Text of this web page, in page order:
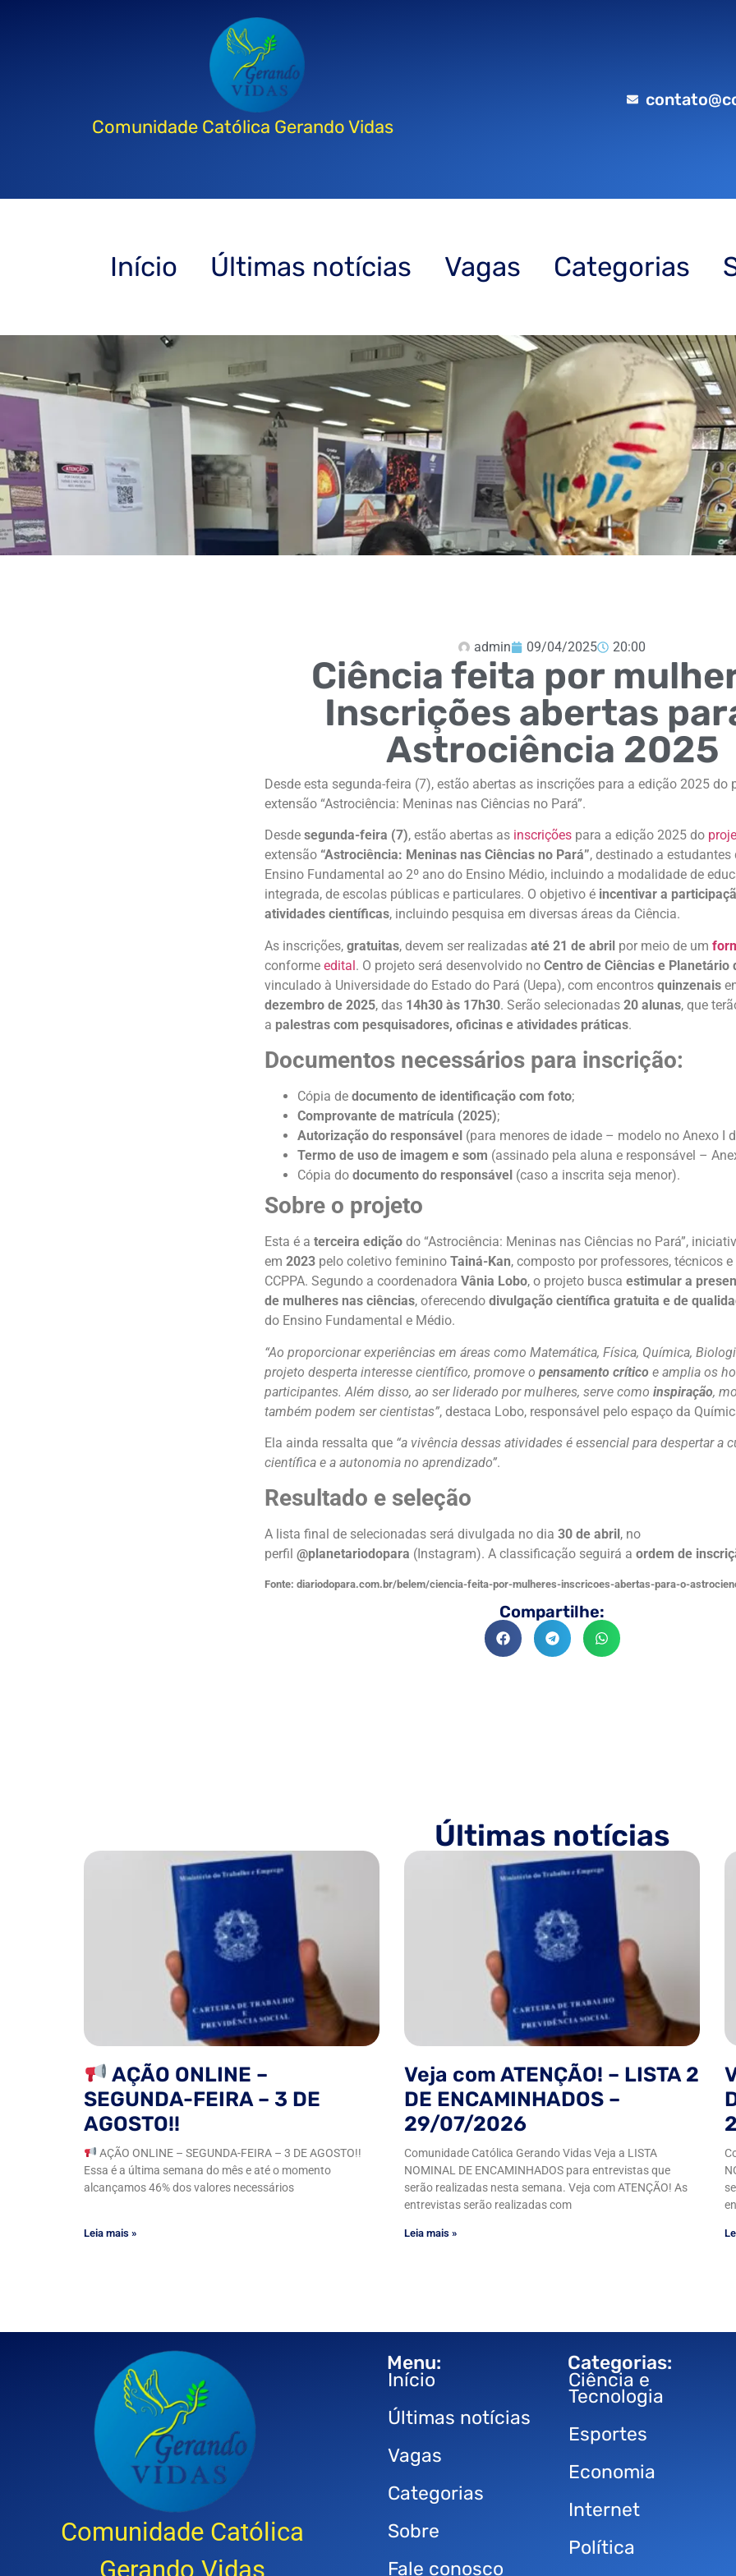
Comunidade Católica Gerando Vidas
Início Últimas notícias Vagas Categorias
admin 09/04/2025 20:00
Ciência feita por
Inscrições abertas
Astrociência 2025
Desde esta segunda-feira (7), estão abertas as inscrições para a edição 2025 do
extensão “Astrociência: Meninas nas Ciências no Pará”.
Desde segunda-feira (7), estão abertas as inscrições para a edição 2025 do
extensão “Astrociência: Meninas nas Ciências no Pará”, destinado a estudantes
Ensino Fundamental ao 2º ano do Ensino Médio, incluindo a modalidade de
integrada, de escolas públicas e particulares. O objetivo é incentivar a
atividades científicas, incluindo pesquisa em diversas áreas da Ciência.
As inscrições, gratuitas, devem ser realizadas até 21 de abril por meio de um
conforme edital. O projeto será desenvolvido no Centro de Ciências e Planetário
vinculado à Universidade do Estado do Pará (Uepa), com encontros quinzenais
dezembro de 2025, das 14h30 às 17h30. Serão selecionadas 20 alunas, que
a palestras com pesquisadores, oficinas e atividades práticas.
Documentos necessários para inscrição:
Cópia de documento de identificação com foto;
Comprovante de matrícula (2025);
Autorização do responsável (para menores de idade – modelo no Anexo I
Termo de uso de imagem e som (assinado pela aluna e responsável –
Cópia do documento do responsável (caso a inscrita seja menor).
Sobre o projeto
Esta é a terceira edição do “Astrociência: Meninas nas Ciências no Pará”,
em 2023 pelo coletivo feminino Tainá-Kan, composto por professores, técnicos
CCPPA. Segundo a coordenadora Vânia Lobo, o projeto busca estimular a
de mulheres nas ciências, oferecendo divulgação científica gratuita e de
do Ensino Fundamental e Médio.
“Ao proporcionar experiências em áreas como Matemática, Física, Química,
projeto desperta interesse científico, promove o pensamento crítico e amplia os
participantes. Além disso, ao ser liderado por mulheres, serve como inspiração,
também podem ser cientistas”, destaca Lobo, responsável pelo espaço da
Ela ainda ressalta que “a vivência dessas atividades é essencial para despertar a
científica e a autonomia no aprendizado”.
Resultado e seleção
A lista final de selecionadas será divulgada no dia 30 de abril , no
perfil @planetariodopara (Instagram). A classificação seguirá a ordem de
Fonte: diariodopara.com.br/belem/ciencia-feita-por-mulheres-inscricoes-abertas-para-o-
Compartilhe:
Últimas notícias
AÇÃO ONLINE –
SEGUNDA-FEIRA – 3 DE
AGOSTO!!
AÇÃO ONLINE – SEGUNDA-FEIRA – 3 DE AGOSTO!!
Essa é a última semana do mês e até o momento
alcançamos 46% dos valores necessários
Leia mais »
Veja com ATENÇÃO! – LISTA 2
DE ENCAMINHADOS –
29/07/2026
Comunidade Católica Gerando Vidas Veja a LISTA
NOMINAL DE ENCAMINHADOS para entrevistas que
serão realizadas nesta semana. Veja com ATENÇÃO! As
entrevistas serão realizadas com
Leia mais »
Comunidade Católica
Gerando Vidas
Menu:
Início
Últimas notícias
Vagas
Categorias
Sobre
Fale conosco
Categorias:
Ciência e
Tecnologia
Esportes
Economia
Internet
Política